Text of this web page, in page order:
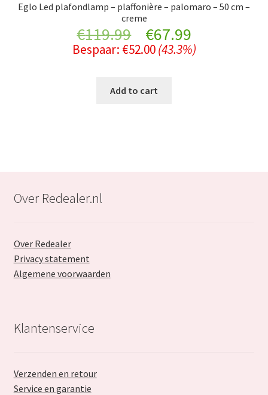
Eglo Led plafondlamp – plaffonière – palomaro – 50 cm –
creme
€119.99
Original
price
was:
€67.99Current
price
Bespaar: €52.00 (43.3%)
Add to cart
Over Redealer.nl
Over Redealer
Privacy statement
Algemene voorwaarden
Klantenservice
Verzenden en retour
Service en garantie